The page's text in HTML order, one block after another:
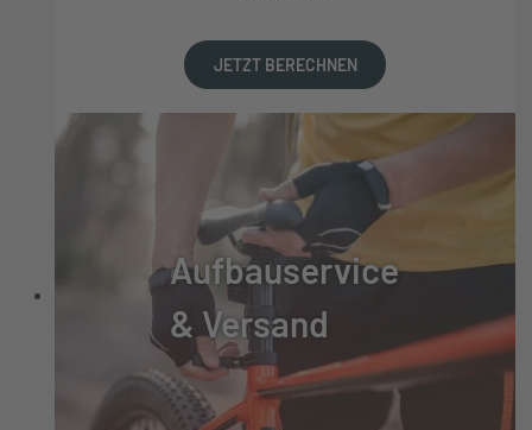
JETZT BERECHNEN
Aufbauservice
& Versand